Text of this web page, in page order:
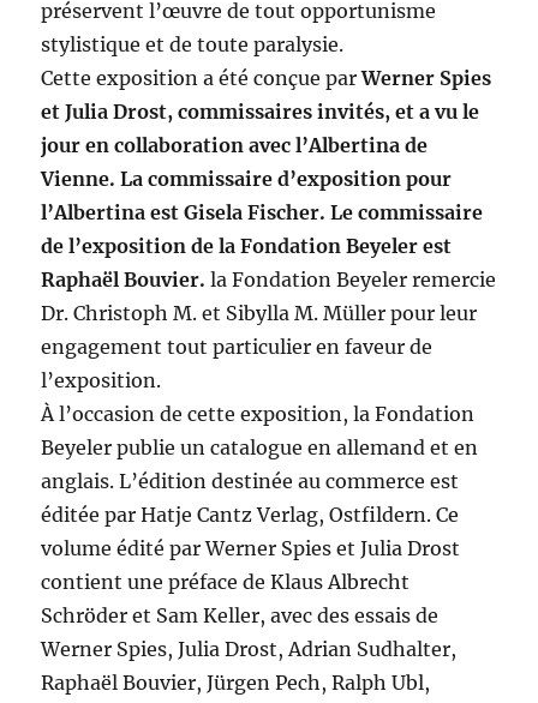
préservent l’œuvre de tout opportunisme
stylistique et de toute paralysie.
Cette exposition a été conçue parWerner Spies
et Julia Drost, commissaires invités, et a vu le
jour en collaboration avec l’Albertina de
Vienne. La commissaire d’exposition pour
l’Albertina est Gisela Fischer. Le commissaire
de l’exposition de la Fondation Beyeler est
Raphaël Bouvier. la Fondation Beyeler remercie
Dr. Christoph M. et Sibylla M. Müller pour leur
engagement tout particulier en faveur de
l’exposition.
À l’occasion de cette exposition, la Fondation
Beyeler publie un catalogue en allemand et en
anglais. L’édition destinée au commerce est
éditée par Hatje Cantz Verlag, Ostfildern. Ce
volume édité par Werner Spies et Julia Drost
contient une préface de Klaus Albrecht
Schröder et Sam Keller, avec des essais de
Werner Spies, Julia Drost, Adrian Sudhalter,
Raphaël Bouvier, Jürgen Pech, Ralph Ubl,